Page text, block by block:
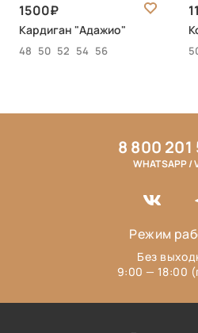
1500
Кардиган "Адажио"
48 50 52 54 56
8 800 201
WHATSAPP /
Режим
Без
9:00 — 18:00